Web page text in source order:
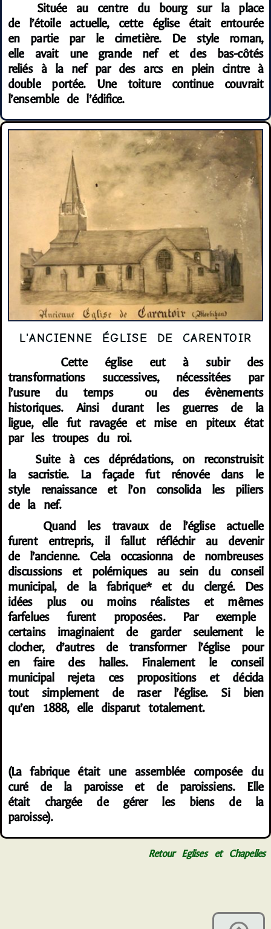
Située au centre du bourg sur la place
de l’étoile actuelle, cette église était entourée
en partie par le cimetière. De style roman,
elle avait une grande nef et des bas-côtés
reliés à la nef par des arcs en plein cintre à
double portée. Une toiture continue couvrait
l’ensemble de l’édifice.
L'ANCIENNE ÉGLISE DE CARENTOIR
Cette église eut à subir des
transformations successives, nécessitées par
l’usure du temps ou des évènements
historiques. Ainsi durant les guerres de la
ligue, elle fut ravagée et mise en piteux état
par les troupes du roi.
Suite à ces déprédations, on reconstruisit
la sacristie. La façade fut rénovée dans le
style renaissance et l’on consolida les piliers
de la nef.
Quand les travaux de l’église actuelle
furent entrepris, il fallut réfléchir au devenir
de l’ancienne. Cela occasionna de nombreuses
discussions et polémiques au sein du conseil
municipal, de la fabrique* et du clergé. Des
idées plus ou moins réalistes et mêmes
farfelues furent proposées. Par exemple
certains imaginaient de garder seulement le
clocher, d’autres de transformer l’église pour
en faire des halles. Finalement le conseil
municipal rejeta ces propositions et décida
tout simplement de raser l’église. Si bien
qu’en 1888, elle disparut totalement.
(La fabrique était une assemblée composée du
curé de la paroisse et de paroissiens. Elle
était chargée de gérer les biens de la
paroisse).
Retour Eglises et Chapelles